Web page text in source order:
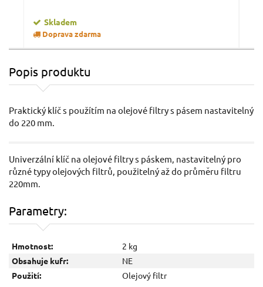
Skladem
Doprava zdarma
Násadkové klíče na olejové filtry MECHANIC OIL
WRENCH 30, 1/2" SIXTOL
1 499 Kč / Ks
Doprava zdarma
Popis produktu
Praktický klíč s použítím na olejové filtry s pásem nastavitelný
do 220 mm.
Univerzální klíč na olejové filtry s páskem, nastavitelný pro
různé typy olejových filtrů, použitelný až do průměru filtru
220mm.
Parametry:
Hmotnost:
2 kg
Obsahuje kufr:
NE
Použití:
Olejový filtr